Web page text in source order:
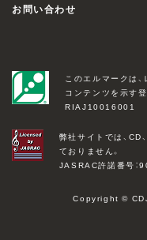
お問い合わせ
このエルマークは
コンテンツを示す
RIAJ10016001
弊社サイトでは、CD
ておりません。
JASRAC許諾番号
Copyright ©